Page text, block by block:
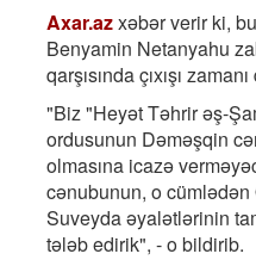
Axar.azxəbər verir ki,
Benyamin Netanyahu
qarşısında çıxışı
"Biz "Heyət Təhrir əş-
ordusunun Dəməşqin
olmasına icazə
cənubunun, o
Suveyda əyalətlərinin
tələb edirik", - o bildirib.